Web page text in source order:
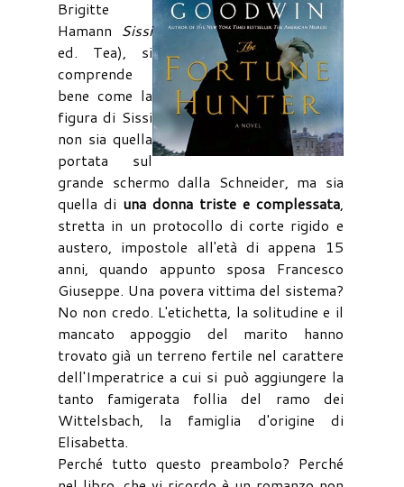
Brigitte
Hamann Sissi
ed. Tea), si
comprende
bene come la
figura di Sissi
non sia quella
portata sul
grande schermo dalla Schneider, ma sia
quella di una donna triste e complessata,
stretta in un protocollo di corte rigido e
austero, impostole all'età di appena 15
anni, quando appunto sposa Francesco
Giuseppe. Una povera vittima del sistema?
No non credo. L'etichetta, la solitudine e il
mancato appoggio del marito hanno
trovato già un terreno fertile nel carattere
dell'Imperatrice a cui si può aggiungere la
tanto famigerata follia del ramo dei
Wittelsbach, la famiglia d'origine di
Elisabetta.
Perché tutto questo preambolo? Perché